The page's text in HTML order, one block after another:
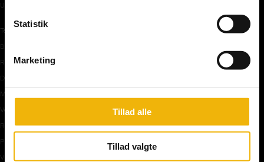
Statistik
Marketing
Tillad alle
Tillad valgte
Undertavler
Teoriundervisning
Bilens teknik
Risikoforhold
De første manøvre på vej
Manøvre på vej
Vejkryds
Rundkørsel og motorvej
Parkering, mørke og tunnel
Vi mennesker